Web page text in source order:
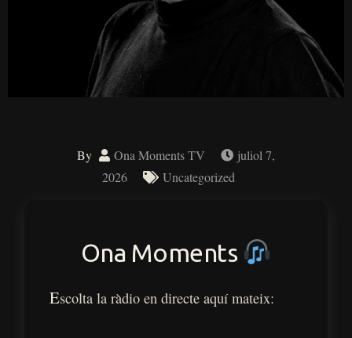
By Ona Moments TV
juliol 7,
2026
Uncategorized
Ona Moments
Escolta la ràdio en directe aquí mateix: